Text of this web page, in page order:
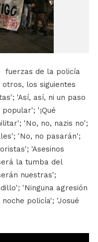
fuerzas de la policía
los siguientes
'Así, así, ni un paso
'¡Qué
'No, no, nazis no';
'No, no pasarán';
'Asesinos
la tumba del
nuestras';
'Ninguna agresión
policía'; 'Josué